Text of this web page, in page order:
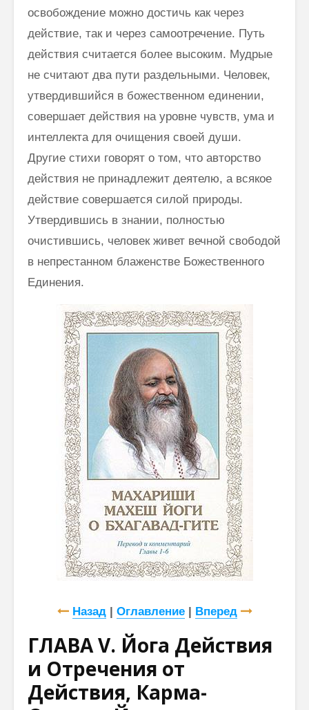
освобождение можно достичь как через
действие, так и через самоотречение. Путь
действия считается более высоким. Мудрые
не считают два пути раздельными. Человек,
утвердившийся в божественном единении,
совершает действия на уровне чувств, ума и
интеллекта для очищения своей души.
Другие стихи говорят о том, что авторство
действия не принадлежит деятелю, а всякое
действие совершается силой природы.
Утвердившись в знании, полностью
очистившись, человек живет вечной свободой
в непрестанном блаженстве Божественного
Единения.
Назад| Оглавление| Вперед
ГЛАВА V. Йога Действия
и Отречения от
Действия, Карма-
помогла ему
избавиться от
нервного
напряжения и
странных
привычек
Как говорить
моменту и
окружению
“Неправильное
толкование Вед,
Упанишад,
Гиты, всей этой
философии
Веданты,
философии
йоги…”
Три облика
Махариши
“Джайя